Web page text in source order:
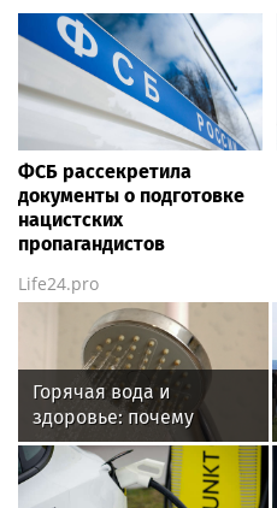
ФСБ рассекретила
документы о подготовке
нацистских
пропагандистов
Life24.pro
Горячая вода и
здоровье: почему
важен исправный
водонагреватель